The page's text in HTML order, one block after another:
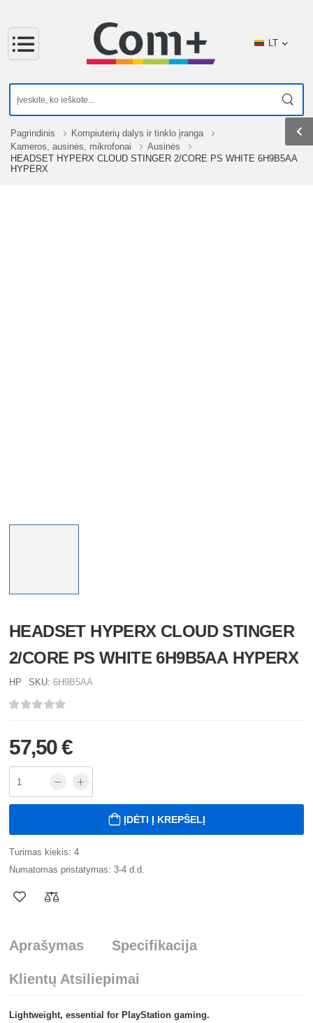
LT
Pagrindinis
Kompiuterių dalys ir tinklo įranga
Kameros, ausinės, mikrofonai
Ausinės
HEADSET HYPERX CLOUD STINGER 2/CORE PS WHITE 6H9B5AA
HYPERX
HEADSET HYPERX CLOUD STINGER
2/CORE PS WHITE 6H9B5AA HYPERX
HP SKU: 6H9B5AA
57,50 €
ĮDĖTI Į KREPŠELĮ
Turimas kiekis: 4
Numatomas pristatymas: 3-4 d.d.
Aprašymas Specifikacija
Klientų Atsiliepimai
Lightweight, essential for PlayStation gaming.